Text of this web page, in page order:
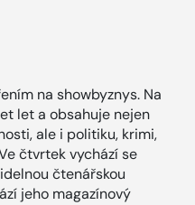
na showbyznys. Na
let a obsahuje nejen
ale i politiku, krimi,
čtvrtek vychází se
čtenářskou
jeho magazínový